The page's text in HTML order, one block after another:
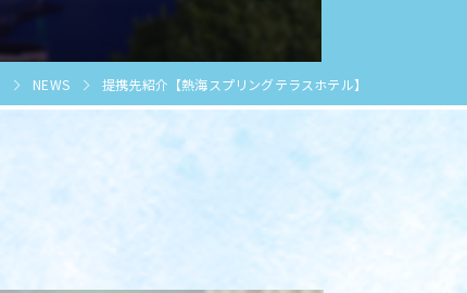
NEWS 提携先紹介【熱海スプリングテラスホテル】